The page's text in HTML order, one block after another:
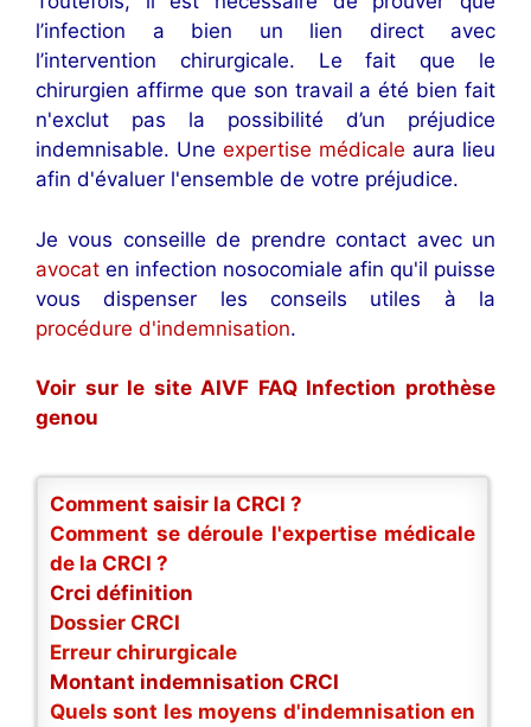
l’infection a bien un lien direct avec
l’intervention chirurgicale. Le fait que le
chirurgien affirme que son travail a été bien fait
n'exclut pas la possibilité d’un préjudice
indemnisable. Une expertise médicale aura lieu
afin d'évaluer l'ensemble de votre préjudice.
Je vous conseille de prendre contact avec un
avocat en infection nosocomiale afin qu'il puisse
vous dispenser les conseils utiles à la
procédure d'indemnisation.
Voir sur le site AIVF FAQ Infection prothèse
genou
Comment saisir la CRCI ?
Comment se déroule l'expertise médicale
de la CRCI ?
Crci définition
Dossier CRCI
Erreur chirurgicale
Montant indemnisation CRCI
Quels sont les moyens d'indemnisation en